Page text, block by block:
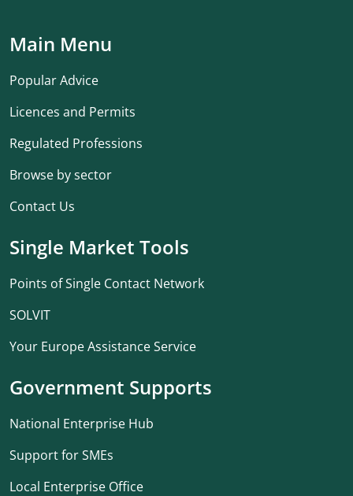
Main Menu
Popular Advice
Licences and Permits
Regulated Professions
Browse by sector
Contact Us
Single Market Tools
Points of Single Contact Network
SOLVIT
Your Europe Assistance Service
Government Supports
National Enterprise Hub
Support for SMEs
Local Enterprise Office